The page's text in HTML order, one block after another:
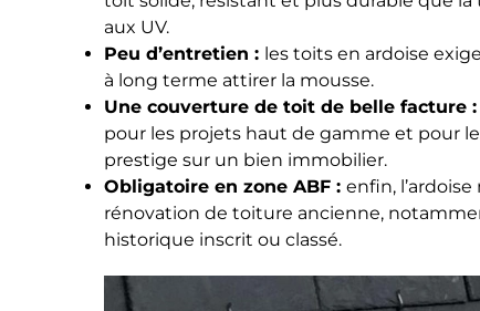
aux UV.
Peu d’entretien : les toits en ardoise
à long terme attirer la mousse.
Une couverture de toit de belle facture :
pour les projets haut de gamme et pour
prestige sur un bien immobilier.
Obligatoire en zone ABF : enfin,
rénovation de toiture ancienne,
historique inscrit ou classé.